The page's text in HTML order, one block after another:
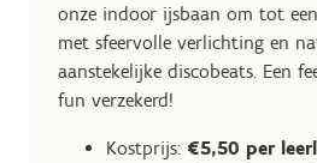
onze indoor ijsbaan om tot
met sfeervolle verlichting en
aanstekelijke discobeats. Een
fun verzekerd!
Kostprijs: €5,50 per